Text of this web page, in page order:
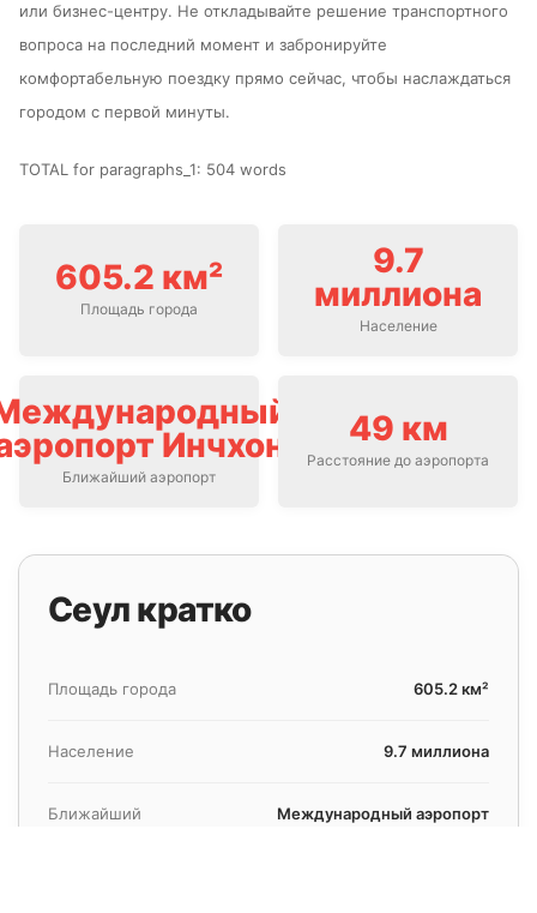
или бизнес-центру. Не откладывайте решение транспортного
вопроса на последний момент и забронируйте
комфортабельную поездку прямо сейчас, чтобы наслаждаться
городом с первой минуты.
TOTAL for paragraphs_1: 504 words
605.2 км²
Площадь города
9.7
миллиона
Население
Инчхон
Ближайший аэропорт
49 км
Расстояние до аэропорта
Сеул кратко
Площадь города 605.2 км²
Население 9.7 миллиона
Ближайший
Международный аэропорт